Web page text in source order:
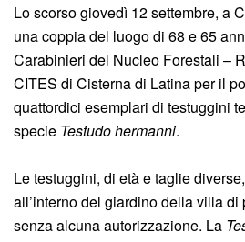
Lo scorso giovedì 12 settembre, a
una coppia del luogo di 68 e 65
Carabinieri del Nucleo Forestali –
CITES di Cisterna di Latina per il
quattordici esemplari di testuggini
specie Testudo hermanni.
Le testuggini, di età e taglie
all’interno del giardino della villa
senza alcuna autorizzazione. La